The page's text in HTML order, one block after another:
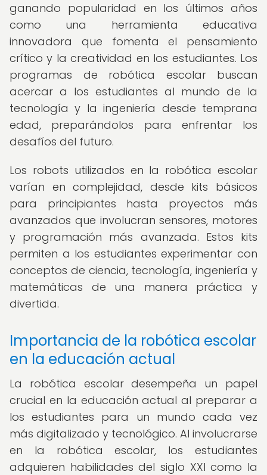
ganando popularidad en los últimos años
como una herramienta educativa
innovadora que fomenta el pensamiento
crítico y la creatividad en los estudiantes. Los
programas de robótica escolar buscan
acercar a los estudiantes al mundo de la
tecnología y la ingeniería desde temprana
edad, preparándolos para enfrentar los
desafíos del futuro.
Los robots utilizados en la robótica escolar
varían en complejidad, desde kits básicos
para principiantes hasta proyectos más
avanzados que involucran sensores, motores
y programación más avanzada. Estos kits
permiten a los estudiantes experimentar con
conceptos de ciencia, tecnología, ingeniería y
matemáticas de una manera práctica y
divertida.
Importancia de la robótica escolar
en la educación actual
La robótica escolar desempeña un papel
crucial en la educación actual al preparar a
los estudiantes para un mundo cada vez
más digitalizado y tecnológico. Al involucrarse
en la robótica escolar, los estudiantes
adquieren habilidades del siglo XXI como la